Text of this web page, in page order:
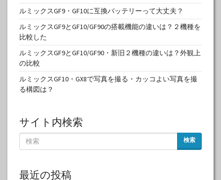
ルミックスGF9・GF10に互換バッテリーって大丈夫？
ルミックスGF9とGF10/GF90の搭載機能の違いは？２機種を
比較した
ルミックスGF9とGF10/GF90・新旧２機種の違いは？外観上
の比較
ルミックスGF10・GX8で写真を撮る・カッコよい写真を撮
る構図は？
サイト内検索
検索
最近の投稿